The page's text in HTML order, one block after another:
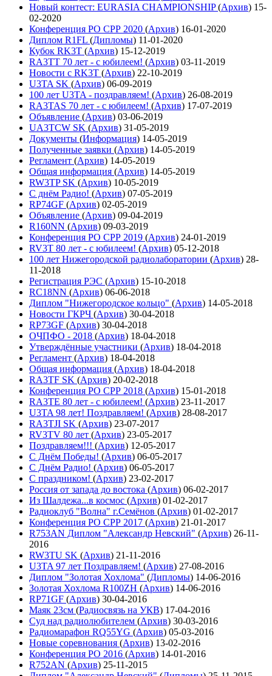
Новый контест: EURASIA CHAMPIONSHIP(Архив) 15-
02-2020
Конференция РО СРР 2020 (Архив) 16-01-2020
Диплом R1FL (Дипломы) 11-01-2020
Кубок RK3T (Архив) 15-12-2019
RA3TT 70 лет - с юбилеем! (Архив) 03-11-2019
Новости с RK3T (Архив) 22-10-2019
U3TA SK (Архив) 06-09-2019
100 лет U3TA - поздравляем! (Архив) 26-08-2019
RA3TAS 70 лет - с юбилеем! (Архив) 17-07-2019
Объявление (Архив) 03-06-2019
UA3TCW SK (Архив) 31-05-2019
Документы (Информация) 14-05-2019
Полученные заявки (Архив) 14-05-2019
Регламент (Архив) 14-05-2019
Общая информация (Архив) 14-05-2019
RW3TP SK (Архив) 10-05-2019
С днём Радио! (Архив) 07-05-2019
RP74GF (Архив) 02-05-2019
Объявление (Архив) 09-04-2019
R160NN (Архив) 09-03-2019
Конференция РО СРР 2019 (Архив) 24-01-2019
RV3T 80 лет - с юбилеем! (Архив) 05-12-2018
100 лет Нижегородской радиолаборатории (Архив) 28-
11-2018
Регистрация РЭС (Архив) 15-10-2018
RC18NN (Архив) 06-06-2018
Диплом "Нижегородское кольцо" (Архив) 14-05-2018
Новости ГКРЧ (Архив) 30-04-2018
RP73GF (Архив) 30-04-2018
ОЧПФО - 2018 (Архив) 18-04-2018
Утверждённые участники (Архив) 18-04-2018
Регламент (Архив) 18-04-2018
Общая информация (Архив) 18-04-2018
RA3TF SK (Архив) 20-02-2018
Конференция РО СРР 2018 (Архив) 15-01-2018
RA3TE 80 лет - с юбилеем! (Архив) 23-11-2017
U3TA 98 лет! Поздравляем! (Архив) 28-08-2017
RA3TJI SK (Архив) 23-07-2017
RV3TV 80 лет (Архив) 23-05-2017
Поздравляем!!! (Архив) 12-05-2017
С Днём Победы! (Архив) 06-05-2017
С Днём Радио! (Архив) 06-05-2017
С праздником! (Архив) 23-02-2017
Россия от запада до востока (Архив) 06-02-2017
Из Шалдежа...в космос (Архив) 01-02-2017
Радиоклуб "Волна" г.Семёнов (Архив) 01-02-2017
Конференция РО СРР 2017 (Архив) 21-01-2017
R753AN Диплом "Александр Невский" (Архив) 26-11-
2016
RW3TU SK (Архив) 21-11-2016
U3TA 97 лет Поздравляем! (Архив) 27-08-2016
Диплом "Золотая Хохлома" (Дипломы) 14-06-2016
Золотая Хохлома R100ZH (Архив) 14-06-2016
RP71GF (Архив) 30-04-2016
Маяк 23см (Радиосвязь на УКВ) 17-04-2016
Суд над радиолюбителем (Архив) 30-03-2016
Радиомарафон RQ55YG (Архив) 05-03-2016
Новые соревнования (Архив) 13-02-2016
Конференция РО 2016 (Архив) 14-01-2016
R752AN (Архив) 25-11-2015